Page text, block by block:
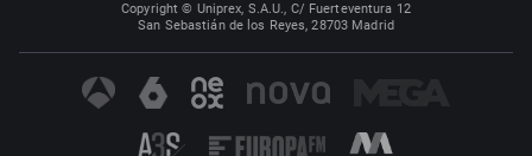
Copyright © Uniprex, S.A.U., C/ Fuerteventura 12
San Sebastián de los Reyes, 28703 Madrid